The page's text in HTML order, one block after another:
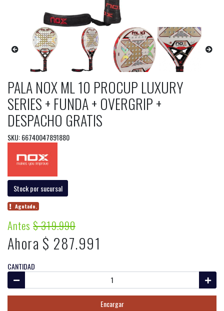
PALA NOX ML 10 PROCUP LUXURY
SERIES + FUNDA + OVERGRIP +
DESPACHO GRATIS
SKU: 66740047891880
Stock por sucursal
Agotado.
Antes$ 319.990
Ahora $ 287.991
CANTIDAD
Encargar